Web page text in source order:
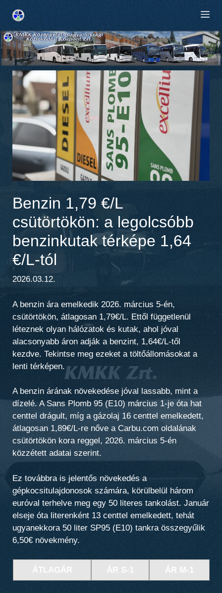
tartalomba
Benzin 1,79 €/L
csütörtökön: a legolcsóbb
benzinkutak térképe 1,64
€/L-tól
2026.03.12.
A benzin ára emelkedik 2026. március 5-én,
csütörtökön, átlagosan 1,79€/L. Ettől függetlenül
léteznek olyan hálózatok és kutak, ahol jóval
alacsonyabb áron adják a benzint, 1,64€/L-től
kezdve. Tekintse meg ezeket a töltőállomásokat a
lenti térképen.
A benzin árának növekedése jóval lassabb, mint a
dízelé. A Sans Plomb 95 (E10) március 1-je óta hat
centtel drágult, míg a gázolaj 16 centtel emelkedett,
átlagosan 1,89€/L-re nőve a Carbu.com oldalának
csütörtökön kora reggel, 2026. március 5-én
közzétett adatai szerint.
Ez továbbra is jelentős növekedés a
gépkocsitulajdonosok számára, körülbelül három
euróval terhelve meg egy 50 literes tankolást. Január
elseje óta literenként 13 centtel emelkedett, tehát
ugyanekkora 50 liter SP95 (E10) tankra összegyűlik
6,50€ növekmény.
ÁTLAGÁR ÁR S-1 ÁR M-1